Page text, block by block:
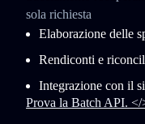
sola richiesta
Elaborazione delle
Rendiconti e
Integrazione con il
Prova la Batch API. </